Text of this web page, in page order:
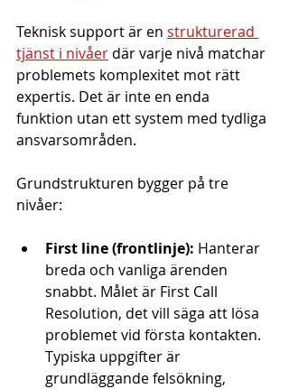
Teknisk support är en strukturerad
tjänst i nivåer där varje nivå matchar
problemets komplexitet mot rätt
expertis. Det är inte en enda
funktion utan ett system med tydliga
ansvarsområden.
Grundstrukturen bygger på tre
nivåer:
First line (frontlinje): Hanterar
breda och vanliga ärenden
snabbt. Målet är First Call
Resolution, det vill säga att lösa
problemet vid första kontakten.
Typiska uppgifter är
grundläggande felsökning,